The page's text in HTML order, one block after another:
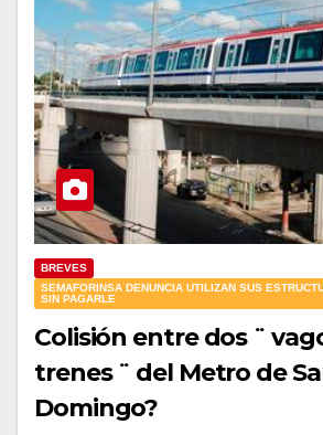
BREVES
SEMAFORINSA DENUNCIA UTILIZAN SUS
SIN PAGARLE
Colisión entre dos ¨
trenes ¨ del Metro de
Domingo?